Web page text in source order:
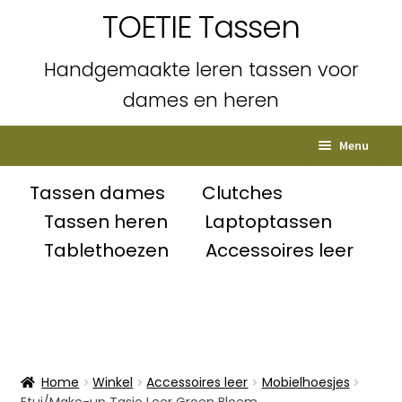
TOETIE Tassen
Handgemaakte leren tassen voor
dames en heren
navigatie
inhoud
Menu
Home
Mijn account
Tassen dames
Clutches
Tassen heren
Laptoptassen
Tablethoezen
Accessoires leer
Home Winkel Accessoires leer
Mobielhoesjes